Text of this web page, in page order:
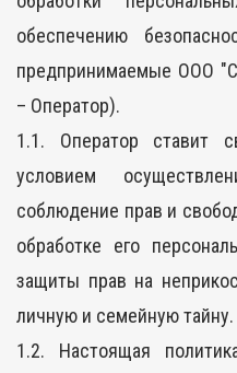
обеспечению
предпринимаемые ООО
– Оператор).
1.1. Оператор ставит
условием
соблюдение прав и
обработке его
защиты прав на
личную и семейную тайну.
1.2. Настоящая